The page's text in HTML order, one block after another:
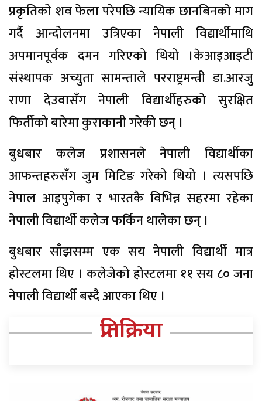
प्रकृतिको शव फेला परेपछि न्यायिक छानबिनको माग
गर्दै आन्दोलनमा उत्रिएका नेपाली विद्यार्थीमाथि
अपमानपूर्वक दमन गरिएको थियो ।केआइआइटी
संस्थापक अच्युता सामन्ताले परराष्ट्रमन्त्री डा.आरजु
राणा देउवासँग नेपाली विद्यार्थीहरुको सुरक्षित
फिर्तीको बारेमा कुराकानी गरेकी छन् ।
बुधबार कलेज प्रशासनले नेपाली विद्यार्थीका
आफन्तहरुसँग जुम मिटिङ गरेको थियो । त्यसपछि
नेपाल आइपुगेका र भारतकै विभिन्न सहरमा रहेका
नेपाली विद्यार्थी कलेज फर्किन थालेका छन् ।
बुधबार साँझसम्म एक सय नेपाली विद्यार्थी मात्र
होस्टलमा थिए । कलेजेको होस्टलमा ११ सय ८० जना
नेपाली विद्यार्थी बस्दै आएका थिए ।
प्रतिक्रिया